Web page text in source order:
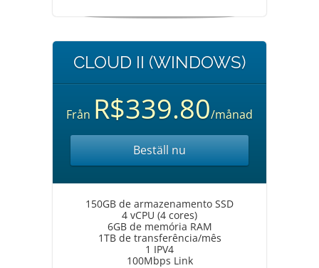
CLOUD II (WINDOWS)
Från R$339.80/månad
Beställ nu
150GB de armazenamento SSD
4 vCPU (4 cores)
6GB de memória RAM
1TB de transferência/mês
1 IPV4
100Mbps Link